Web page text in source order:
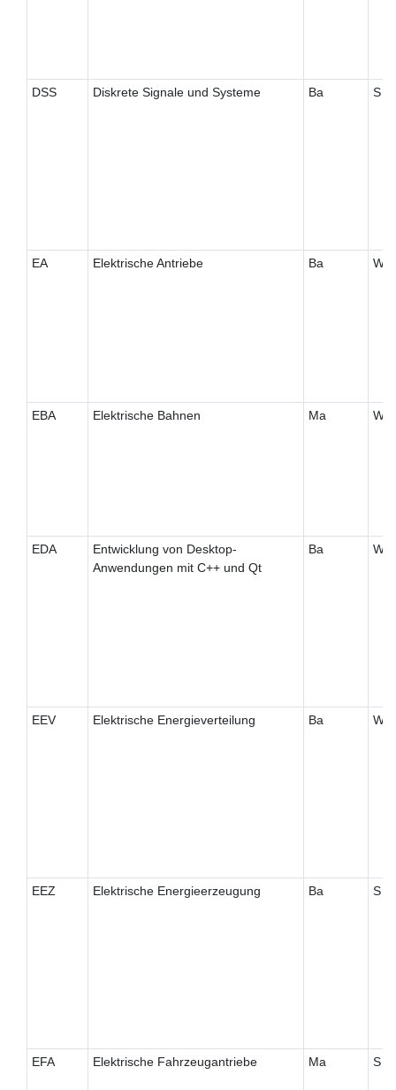
DSS Diskrete Signale und Systeme Ba S
EA Elektrische Antriebe Ba W
EBA Elektrische Bahnen Ma W
EDA
Entwicklung von Desktop-
Anwendungen mit C++ und Qt
Ba W
EEV Elektrische Energieverteilung Ba W
EEZ Elektrische Energieerzeugung Ba S
EFA Elektrische Fahrzeugantriebe Ma S